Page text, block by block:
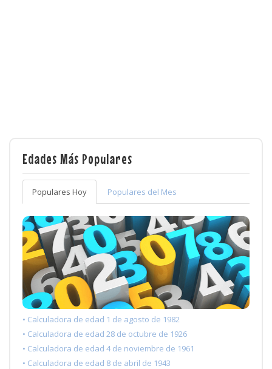
Edades Más Populares
Populares Hoy Populares del Mes
• Calculadora de edad 1 de agosto de 1982
• Calculadora de edad 28 de octubre de 1926
• Calculadora de edad 4 de noviembre de 1961
• Calculadora de edad 8 de abril de 1943